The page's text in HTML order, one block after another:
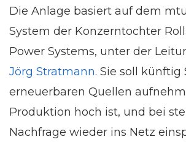
Die Anlage basiert auf dem
System der Konzerntochter
Power Systems, unter der
Jörg Stratmann. Sie soll künftig
erneuerbaren Quellen
Produktion hoch ist, und bei
Nachfrage wieder ins Netz